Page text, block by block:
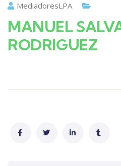
MediadoresLPA
MANUEL
RODRIGUEZ